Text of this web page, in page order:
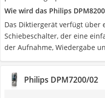
Wie wird das Philips
Das Diktiergerät verfügt über
Schiebeschalter, der eine
der Aufnahme, Wiedergabe
‎Philips ‎DPM7200/02